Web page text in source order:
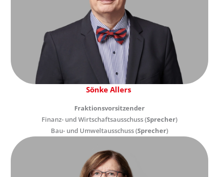
Sönke Allers
Fraktionsvorsitzender
Finanz- und Wirtschaftsausschuss (Sprecher)
Bau- und Umweltausschuss (Sprecher)